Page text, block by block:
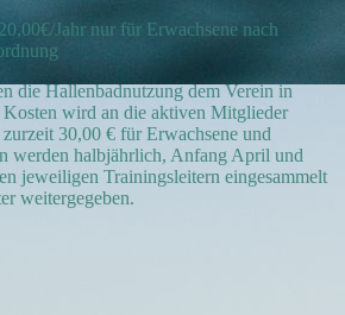
Jahr nur für Erwachsene nach
die Hallenbadnutzung dem Verein in
wird an die aktiven Mitglieder
30,00 € für Erwachsene und
werden halbjährlich, Anfang April und
jeweiligen Trainingsleitern eingesammelt
weitergegeben.